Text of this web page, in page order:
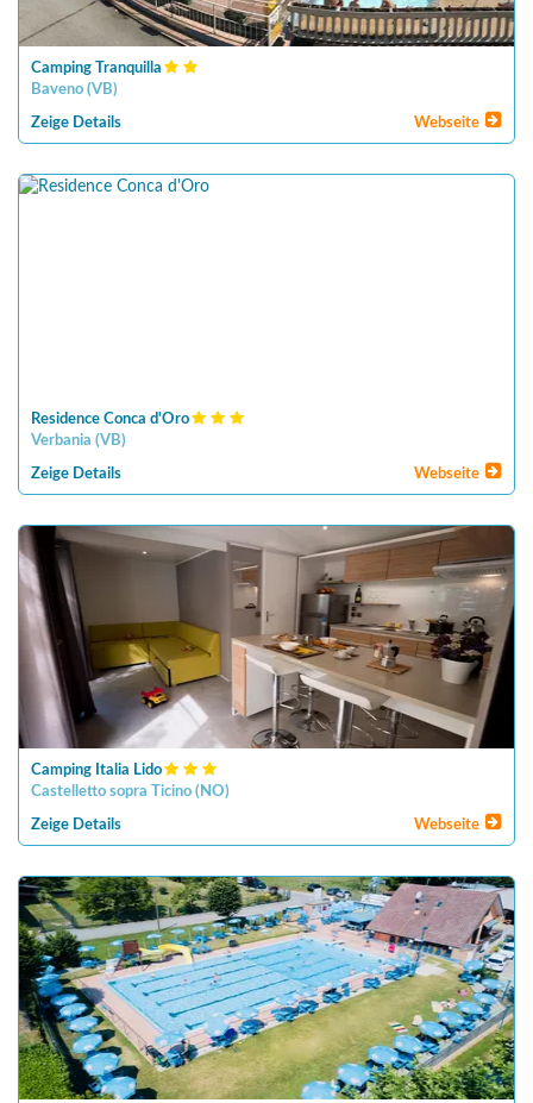
Camping Tranquilla
Baveno (VB)
Zeige Details Webseite
Residence Conca d'Oro
Verbania (VB)
Zeige Details Webseite
Camping Italia Lido
Castelletto sopra Ticino ( NO)
Zeige Details Webseite